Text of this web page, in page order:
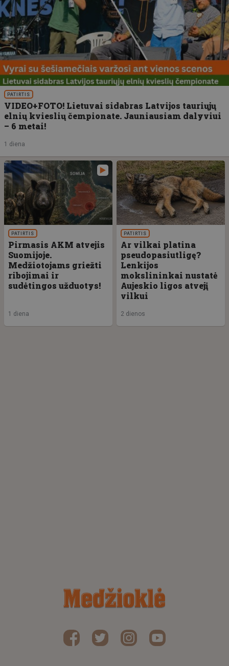
PATIRTIS
VIDEO+FOTO! Lietuvai sidabras Latvijos tauriųjų
elnių kvieslių čempionate. Jauniausiam dalyviui
– 6 metai!
1 diena
PATIRTIS
Pirmasis AKM atvejis
Suomijoje.
Medžiotojams griežti
ribojimai ir
sudėtingos užduotys!
1 diena
PATIRTIS
Ar vilkai platina
pseudopasiutligę?
Lenkijos
mokslininkai nustatė
Aujeskio ligos atvejį
vilkui
2 dienos